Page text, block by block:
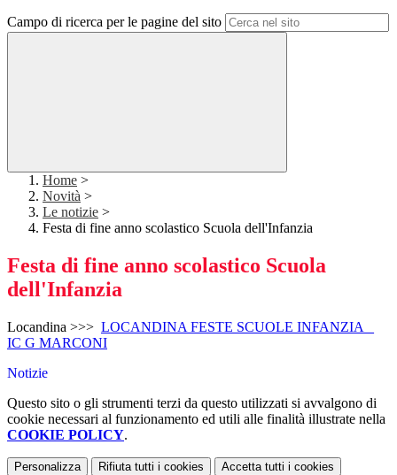
Campo di ricerca per le pagine del sito
Home >
Novità >
Le notizie >
Festa di fine anno scolastico Scuola dell'Infanzia
Festa di fine anno scolastico Scuola
dell'Infanzia
Locandina >>> LOCANDINA FESTE SCUOLE INFANZIA _
IC G MARCONI
Notizie
Questo sito o gli strumenti terzi da questo utilizzati si avvalgono di
cookie necessari al funzionamento ed utili alle finalità illustrate nella
COOKIE POLICY.
Personalizza Rifiuta tutti i cookies Accetta tutti i cookies